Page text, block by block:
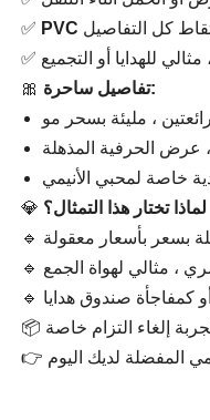
✅ ​
تفاصيل ساحرة:
لماذا تختار هذا التمثال؟